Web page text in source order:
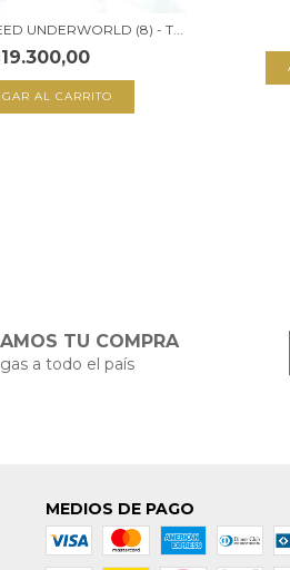
UNDERWORLD (8) - T...
TU COMPRA
a todo el país
MEDIOS DE PAGO